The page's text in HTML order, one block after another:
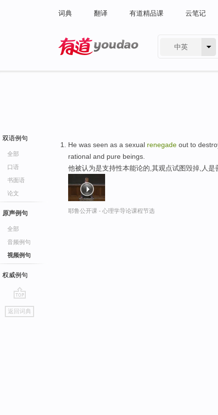
词典 翻译 有道精品课 云笔记
中英
双语例句
全部
口语
书面语
论文
原声例句
全部
音频例句
视频例句
权威例句
go
top
返回词典
He was seen as a sexual renegade out to
rational and pure beings.
他被认为是支持性本能论的,其观点试图毁掉,人
耶鲁公开课 - 心理学导论课程节选